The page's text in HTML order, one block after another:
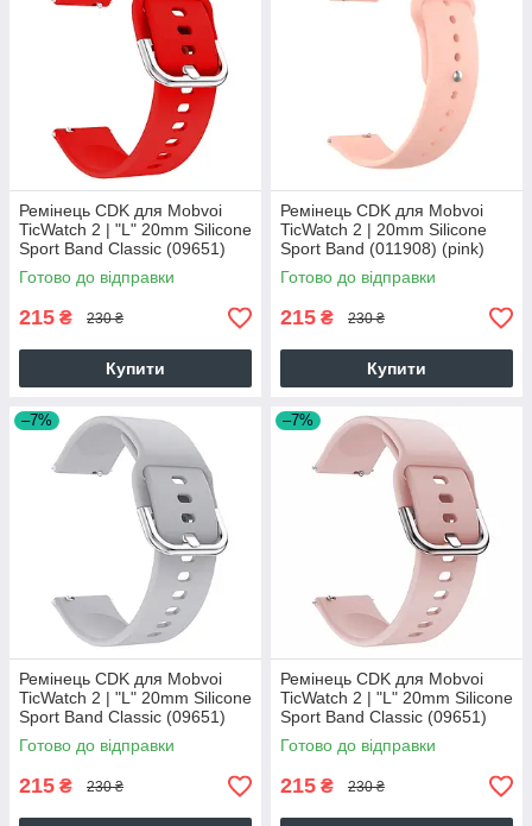
Ремінець CDK для Mobvoi
TicWatch 2 | "L" 20mm Silicone
Sport Band Classic (09651)
(red)
Готово до відправки
215 ₴ 230 ₴
Купити
Ремінець CDK для Mobvoi
TicWatch 2 | 20mm Silicone
Sport Band (011908) (pink)
Готово до відправки
215 ₴ 230 ₴
Купити
–7%
Ремінець CDK для Mobvoi
TicWatch 2 | "L" 20mm Silicone
Sport Band Classic (09651)
(grey)
Готово до відправки
215 ₴ 230 ₴
–7%
Ремінець CDK для Mobvoi
TicWatch 2 | "L" 20mm Silicone
Sport Band Classic (09651)
(pink)
Готово до відправки
215 ₴ 230 ₴